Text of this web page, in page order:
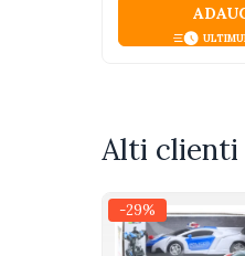
Alti clienti
-29%